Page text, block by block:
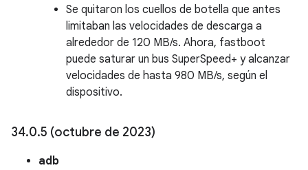
Se quitaron los cuellos de botella que antes
limitaban las velocidades de descarga a
alrededor de 120 MB/s. Ahora, fastboot
puede saturar un bus SuperSpeed+ y alcanzar
velocidades de hasta 980 MB/s, según el
dispositivo.
34.0.5 (octubre de 2023)
adb